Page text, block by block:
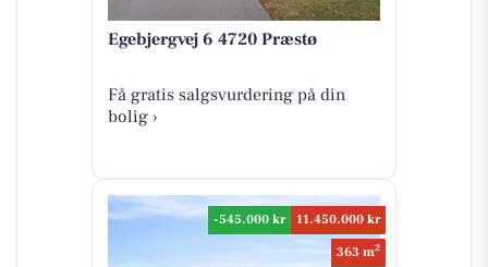
Egebjergvej 6 4720 Præstø
Få gratis salgsvurdering på din
bolig ›
-545.000 kr
11.450.000 kr
363 m2